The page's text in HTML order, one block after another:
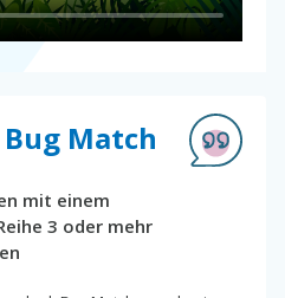
Match
mit einem
3 oder mehr